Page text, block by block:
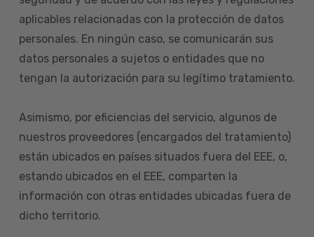
aplicables relacionadas con la protección de datos
personales. En ningún caso, se comunicarán sus
datos personales a sujetos o entidades que no
tengan la autorización para su legítimo tratamiento.
Asimismo, por eficiencias del servicio, algunos de
nuestros proveedores (encargados del tratamiento)
están ubicados en países situados fuera del EEE, o,
estando ubicados en el EEE, comparten la
información con otras entidades ubicadas fuera de
dicho territorio.